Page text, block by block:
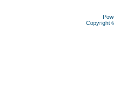
Copyright